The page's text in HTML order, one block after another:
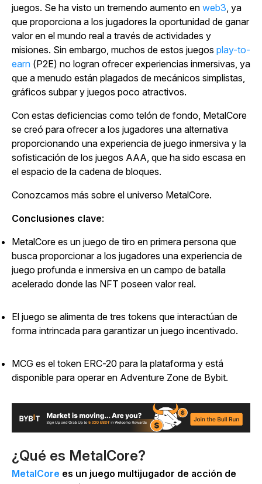
juegos. Se ha visto un tremendo aumento en web3, ya
que proporciona a los jugadores la oportunidad de ganar
valor en el mundo real a través de actividades y
misiones. Sin embargo, muchos de estos juegos play-to-
earn (P2E) no logran ofrecer experiencias inmersivas, ya
que a menudo están plagados de mecánicos simplistas,
gráficos subpar y juegos poco atractivos.
Con estas deficiencias como telón de fondo, MetalCore
se creó para ofrecer a los jugadores una alternativa
proporcionando una experiencia de juego inmersiva y la
sofisticación de los juegos AAA, que ha sido escasa en
el espacio de la cadena de bloques.
Conozcamos más sobre el universo MetalCore.
Conclusiones clave:
MetalCore es un juego de tiro en primera persona que
busca proporcionar a los jugadores una experiencia de
juego profunda e inmersiva en un campo de batalla
acelerado donde las NFT poseen valor real.
El juego se alimenta de tres tokens que interactúan de
forma intrincada para garantizar un juego incentivado.
MCG es el token ERC-20 para la plataforma y está
disponible para operar en Adventure Zone de Bybit.
¿Qué es MetalCore?
MetalCore es un juego multijugador de acción de